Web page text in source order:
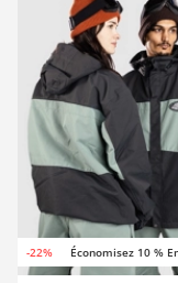
-22% Économisez 10 %